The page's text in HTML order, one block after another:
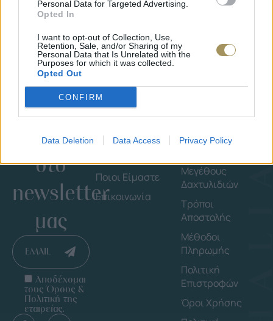
Personal Data for Targeted Advertising.
Opted In
I want to opt-out of Collection, Use,
Retention, Sale, and/or Sharing of my
Personal Data that Is Unrelated with the
Purposes for which it was collected.
Opted Out
CONFIRM
Data Deletion Data Access Privacy Policy
€1.737€
Εγγράψου
στο
newsletter
μας
EMAIL
Αποδέχομαι
τους Όρους &
Πολιτική της
εταιρείας.
Εταιρεία
Ποιοι Είμαστε
Επικοινωνία
Μεγέθους
Δαχτυλιδιών
Τρόποι
Αποστολής
Μέθοδοι
Πληρωμής
Πολιτική
Επιστροφών
Όροι Χρήσης